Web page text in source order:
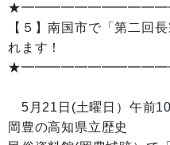
【５】南国市で「第二回
れます！
5月21日(土曜日）午前
岡豊の高知県立歴史